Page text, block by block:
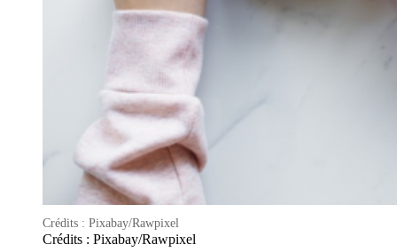
Crédits : Pixabay/Rawpixel
Crédits : Pixabay/Rawpixel